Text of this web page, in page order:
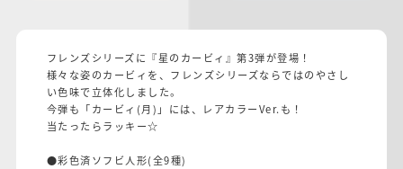
フレンズシリーズに『星のカービィ』第3弾が登場！
様々な姿のカービィを、フレンズシリーズならではのやさし
い色味で立体化しました。
今弾も「カービィ(月)」には、レアカラーVer.も！
当たったらラッキー☆
●彩色済ソフビ人形(全9種)